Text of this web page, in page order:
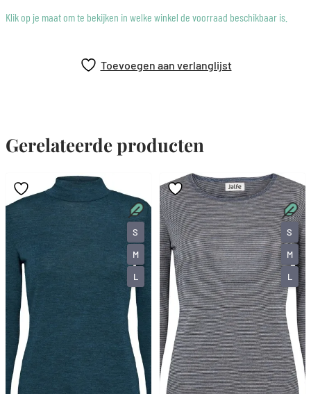
Klik op je maat om te bekijken in welke winkel de voorraad beschikbaar is.
Toevoegen aan verlanglijst
Gerelateerde producten
S
M
L
S
M
L